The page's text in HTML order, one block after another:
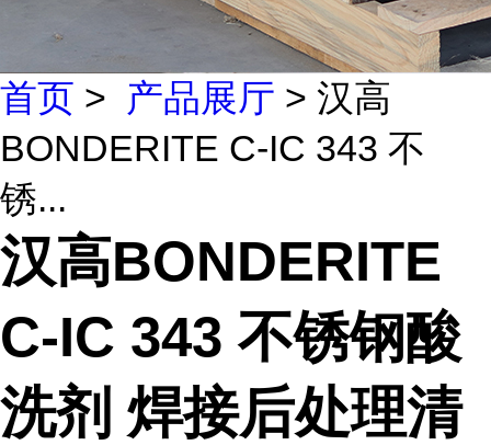
首页 > 产品展厅 > 汉高
BONDERITE C-IC 343 不
锈...
汉高BONDERITE
C-IC 343 不锈钢酸
洗剂 焊接后处理清